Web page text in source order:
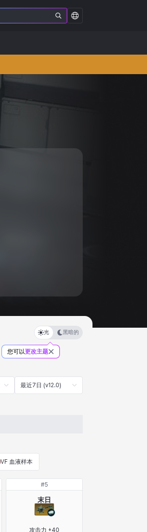
光 黑暗的
您可以更改主题
最近7日 (v12.0)
VF 血液样本
#5
末日
攻击力 +40